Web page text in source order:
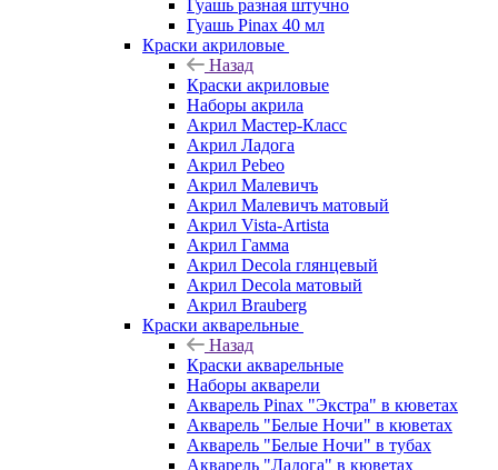
Гуашь разная штучно
Гуашь Pinax 40 мл
Краски акриловые
Назад
Краски акриловые
Наборы акрила
Акрил Мастер-Класс
Акрил Ладога
Акрил Pebeo
Акрил Малевичъ
Акрил Малевичъ матовый
Акрил Vista-Artista
Акрил Гамма
Акрил Decola глянцевый
Акрил Decola матовый
Акрил Brauberg
Краски акварельные
Назад
Краски акварельные
Наборы акварели
Акварель Pinax "Экстра" в кюветах
Акварель "Белые Ночи" в кюветах
Акварель "Белые Ночи" в тубах
Акварель "Ладога" в кюветах